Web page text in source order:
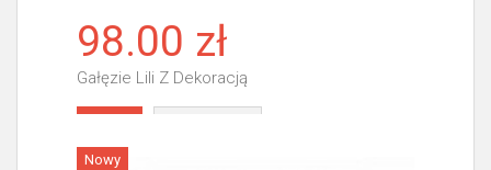
98.00 zł
Gałęzie Lili Z Dekoracją
Nowy